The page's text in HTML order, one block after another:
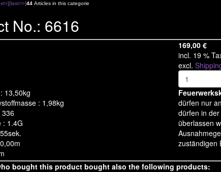
[last>>]44Articles in this categorie
No.: 6616
169,00€
incl. 19 %
excl.
13,50kg
: 1,98kg
336
: 1.4G
dürfen nur
dürfen in
überlassen
zuständigen
bought this product bought also the following products: